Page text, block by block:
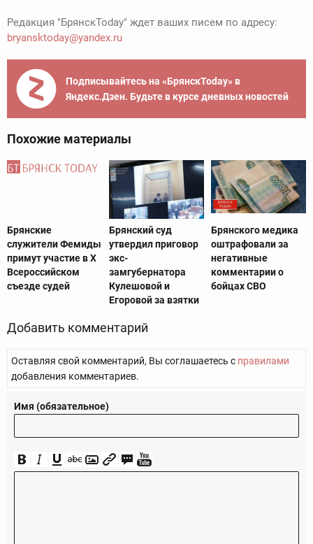
Редакция "БрянскToday" ждет ваших писем по адресу:
bryansktoday@yandex.ru
Подписывайтесь на «БрянскToday» в
Яндекс.Дзен. Будьте в курсе дневных новостей
Похожие материалы
Брянские
служители Фемиды
примут участие в Х
Всероссийском
съезде судей
Брянский суд
утвердил приговор
экс-
замгубернатора
Кулешовой и
Егоровой за взятки
Брянского медика
оштрафовали за
негативные
комментарии о
бойцах СВО
Добавить комментарий
Оставляя свой комментарий, Вы соглашаетесь с правилами
добавления комментариев.
Имя (обязательное)